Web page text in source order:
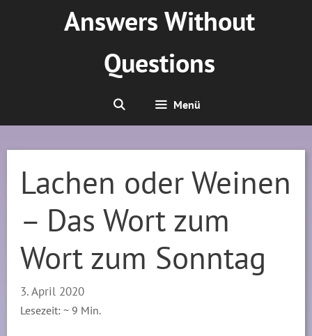
Answers Without
Questions
Menü
Lachen oder Weinen
– Das Wort zum
Wort zum Sonntag
3. April 2020
Lesezeit: ~ 9 Min.